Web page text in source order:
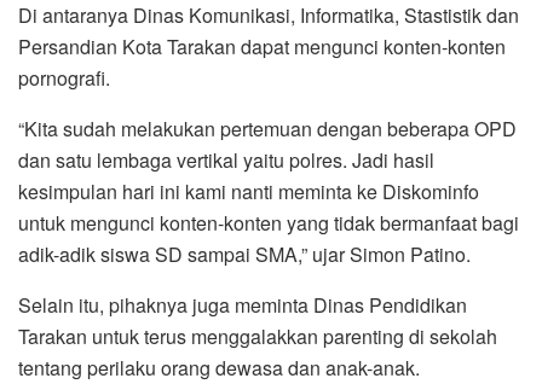
Di antaranya Dinas Komunikasi, Informatika, Stastistik dan
Persandian Kota Tarakan dapat mengunci konten-konten
pornografi.
“Kita sudah melakukan pertemuan dengan beberapa OPD
dan satu lembaga vertikal yaitu polres. Jadi hasil
kesimpulan hari ini kami nanti meminta ke Diskominfo
untuk mengunci konten-konten yang tidak bermanfaat bagi
adik-adik siswa SD sampai SMA,” ujar Simon Patino.
Selain itu, pihaknya juga meminta Dinas Pendidikan
Tarakan untuk terus menggalakkan parenting di sekolah
tentang perilaku orang dewasa dan anak-anak.